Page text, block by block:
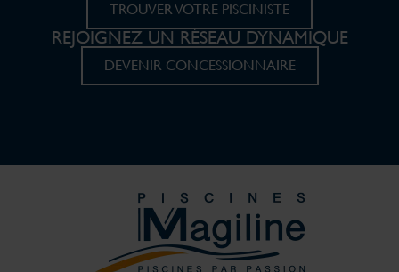
TROUVER VOTRE PISCINISTE
REJOIGNEZ UN RÉSEAU DYNAMIQUE
DEVENIR CONCESSIONNAIRE